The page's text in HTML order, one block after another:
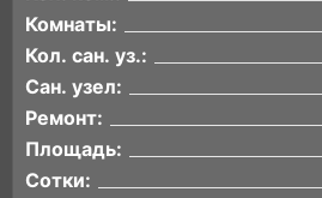
Комнаты:
Кол. сан. уз.:
Сан. узел:
Ремонт:
Площадь:
Сотки: